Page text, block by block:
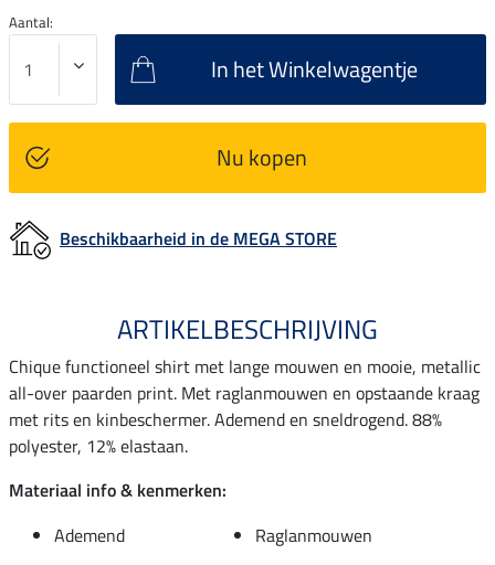
Aantal:
In het Winkelwagentje
Nu kopen
Beschikbaarheid in de MEGA STORE
ARTIKELBESCHRIJVING
Chique functioneel shirt met lange mouwen en mooie, metallic
all-over paarden print. Met raglanmouwen en opstaande kraag
met rits en kinbeschermer. Ademend en sneldrogend. 88%
polyester, 12% elastaan.
Materiaal info & kenmerken:
Ademend
Raglanmouwen